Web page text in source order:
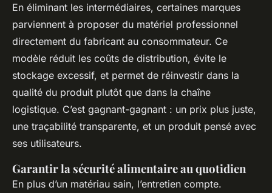
En éliminant les intermédiaires, certaines marques
parviennent à proposer du matériel professionnel
directement du fabricant au consommateur. Ce
modèle réduit les coûts de distribution, évite le
stockage excessif, et permet de réinvestir dans la
qualité du produit plutôt que dans la chaîne
logistique. C’est gagnant-gagnant : un prix plus juste,
une traçabilité transparente, et un produit pensé avec
ses utilisateurs.
Garantir la sécurité alimentaire au quotidien
En plus d’un matériau sain, l’entretien compte.